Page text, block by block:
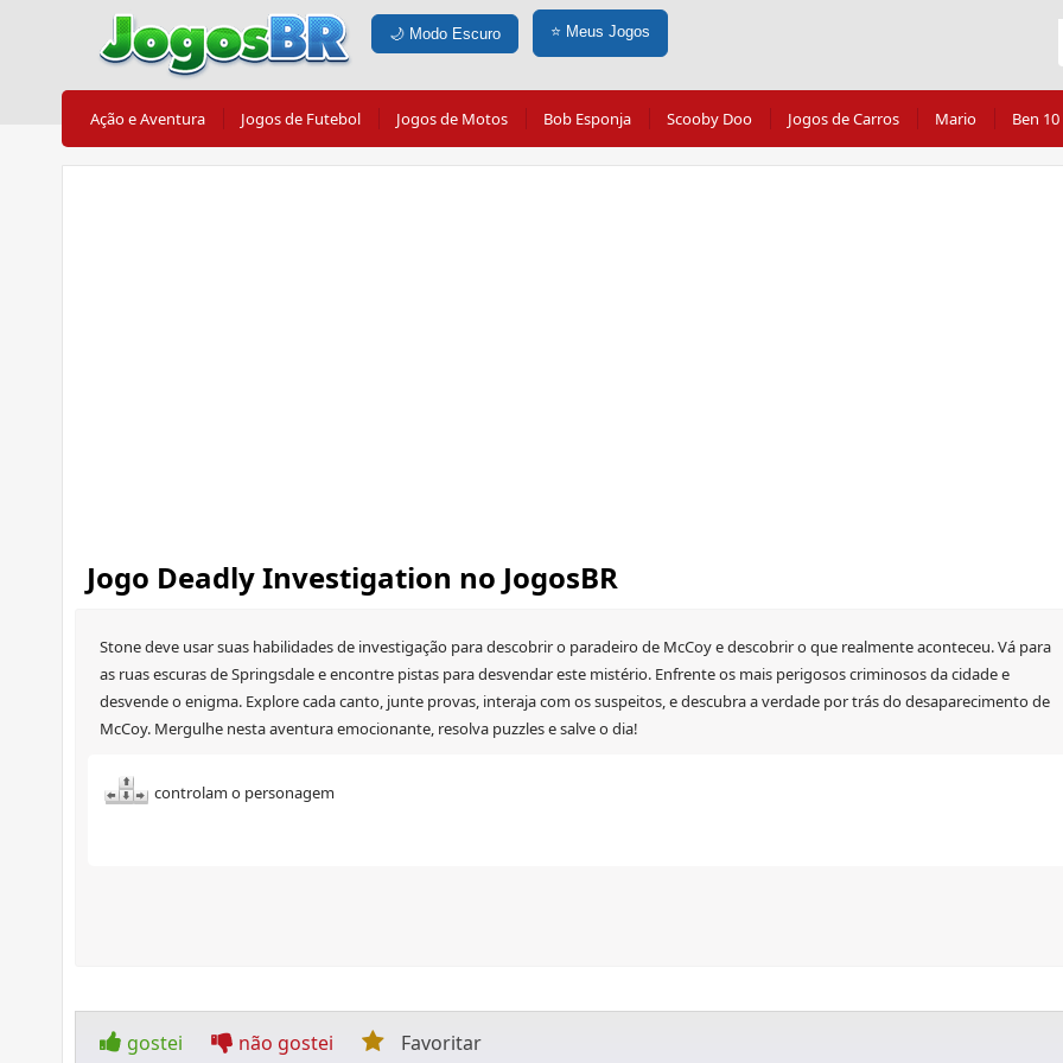
🌙 Modo Escuro ⭐ Meus Jogos
Ação e Aventura Jogos de Futebol Jogos de Motos Bob Esponja Scooby Doo Jogos de Carros Mario Ben 10
Jogo Deadly Investigation no JogosBR
Stone deve usar suas habilidades de investigação para descobrir o paradeiro de McCoy e descobrir o que realmente aconteceu. Vá para
as ruas escuras de Springsdale e encontre pistas para desvendar este mistério. Enfrente os mais perigosos criminosos da cidade e
desvende o enigma. Explore cada canto, junte provas, interaja com os suspeitos, e descubra a verdade por trás do desaparecimento de
McCoy. Mergulhe nesta aventura emocionante, resolva puzzles e salve o dia!
controlam o personagem
gostei não gostei Favoritar